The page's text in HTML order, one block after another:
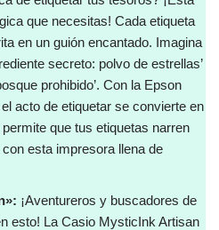
que necesitas! Cada etiqueta
en un guión encantado. Imagina
secreto: polvo de estrellas’
prohibido’. Con la Epson
acto de etiquetar se convierte en
que tus etiquetas narren
esta impresora llena de
¡Aventureros y buscadores de
esto! La Casio MysticInk Artisan